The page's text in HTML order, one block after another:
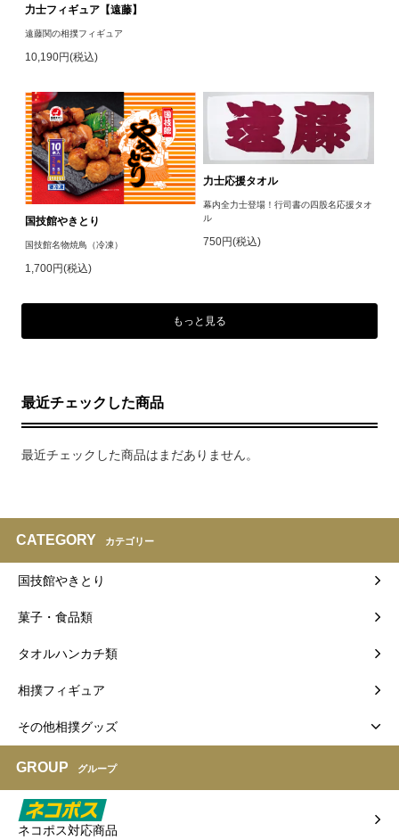
力士フィギュア【遠藤】
遠藤関の相撲フィギュア
10,190円(税込)
国技館やきとり
国技館名物焼鳥（冷凍）
1,700円(税込)
力士応援タオル
幕内全力士登場！行司書の四股名応援タオ
ル
750円(税込)
もっと見る
最近チェックした商品
最近チェックした商品はまだありません。
CATEGORY カテゴリー
国技館やきとり
菓子・食品類
タオルハンカチ類
相撲フィギュア
その他相撲グッズ
GROUP グループ
ネコポス対応商品